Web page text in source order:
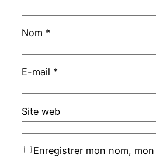
Nom *
E-mail *
Site web
Enregistrer mon nom,